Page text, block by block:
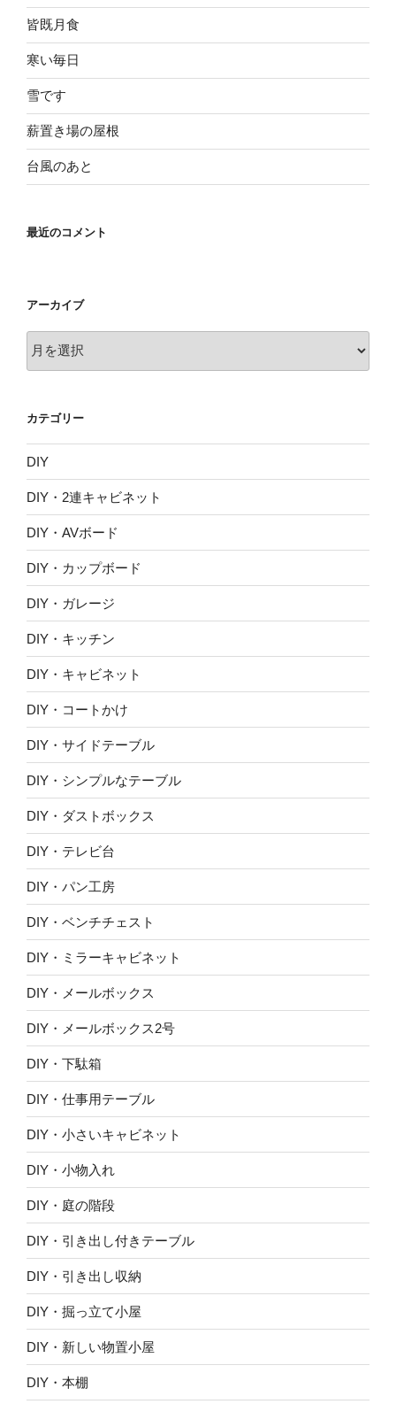
皆既月食
寒い毎日
雪です
薪置き場の屋根
台風のあと
最近のコメント
アーカイブ
ー
ブ
カテゴリー
DIY
DIY・2連キャビネット
DIY・AVボード
DIY・カップボード
DIY・ガレージ
DIY・キッチン
DIY・キャビネット
DIY・コートかけ
DIY・サイドテーブル
DIY・シンプルなテーブル
DIY・ダストボックス
DIY・テレビ台
DIY・パン工房
DIY・ベンチチェスト
DIY・ミラーキャビネット
DIY・メールボックス
DIY・メールボックス2号
DIY・下駄箱
DIY・仕事用テーブル
DIY・小さいキャビネット
DIY・小物入れ
DIY・庭の階段
DIY・引き出し付きテーブル
DIY・引き出し収納
DIY・掘っ立て小屋
DIY・新しい物置小屋
DIY・本棚